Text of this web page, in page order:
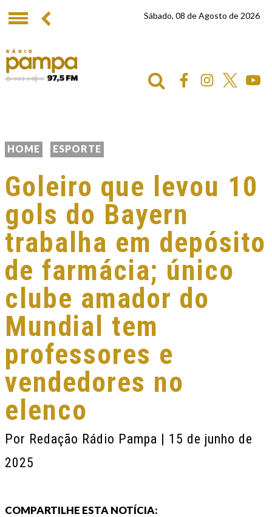
Sábado, 08 de Agosto de 2026
HOME ESPORTE
Goleiro que levou 10
gols do Bayern
trabalha em depósito
de farmácia; único
clube amador do
Mundial tem
professores e
vendedores no
elenco
Por Redação Rádio Pampa | 15 de junho de
2025
COMPARTILHE ESTA NOTÍCIA: